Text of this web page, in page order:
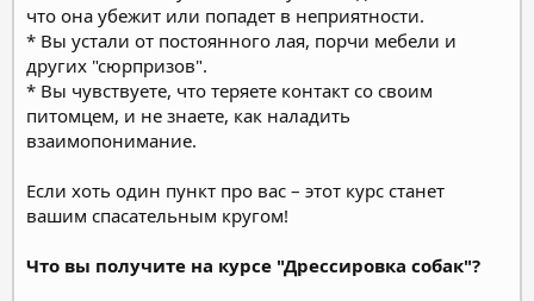
что она убежит или попадет в неприятности.
* Вы устали от постоянного лая, порчи мебели и
других "сюрпризов".
* Вы чувствуете, что теряете контакт со своим
питомцем, и не знаете, как наладить
взаимопонимание.
Если хоть один пункт про вас – этот курс станет
вашим спасательным кругом!
Что вы получите на курсе "Дрессировка собак"?